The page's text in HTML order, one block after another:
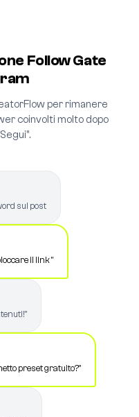
Follow Gate
per rimanere
coinvolti molto dopo
sul post
il link "
preset gratuito?"